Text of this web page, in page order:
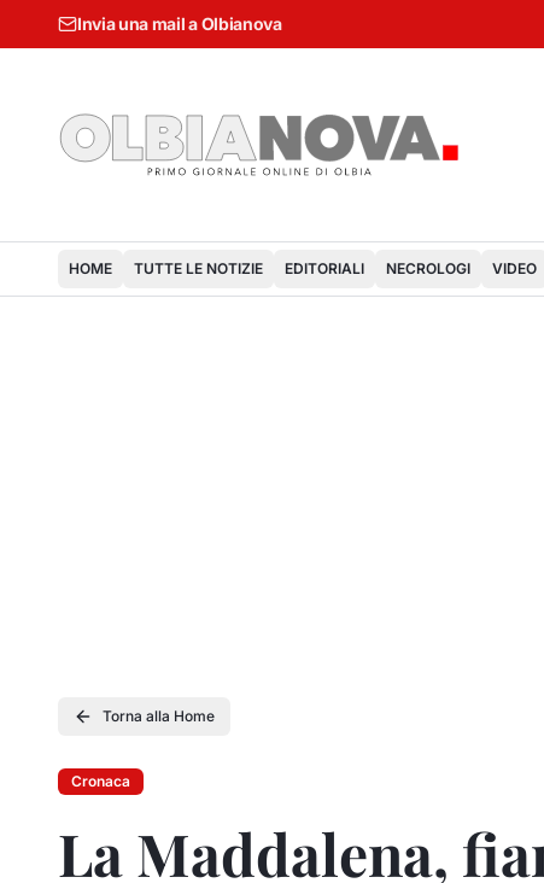
Invia una mail a Olbianova
HOME TUTTE LE NOTIZIE EDITORIALI NECROLOGI VIDEO
Torna alla Home
Cronaca
La Maddalena,